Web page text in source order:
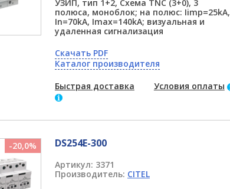
УЗИП, тип 1+2, Схема TNC (3+0), 3
полюса, моноблок; на полюс: Iimp=25kA,
In=70kA, Imax=140kA; визуальная и
удаленная сигнализация
Скачать PDF
Каталог производителя
Быстрая доставка
Условия оплаты
-20,0% DS254E-300
Артикул: 3371
Производитель: CITEL